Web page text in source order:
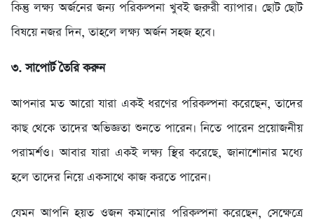
কিন্তু লক্ষ্য অর্জনের জন্য পরিকল্পনা খুবই জরুরী ব্যাপার। ছোট ছোট
বিষয়ে নজর দিন, তাহলে লক্ষ্য অর্জন সহজ হবে।
৩. সাপোর্ট তৈরি করুন
আপনার মত আরো যারা একই ধরণের পরিকল্পনা করেছেন, তাদের
কাছ থেকে তাদের অভিজ্ঞতা শুনতে পারেন। নিতে পারেন প্রয়োজনীয়
পরামর্শও। আবার যারা একই লক্ষ্য স্থির করেছে, জানাশোনার মধ্যে
হলে তাদের নিয়ে একসাথে কাজ করতে পারেন।
যেমন আপনি হয়ত ওজন কমানোর পরিকল্পনা করেছেন, সেক্ষেত্রে